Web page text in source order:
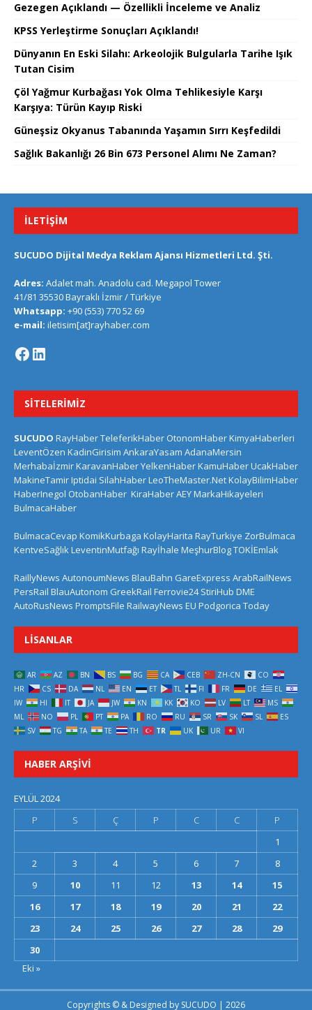
Gezegen Açıklandı — Özellikli İnceleme ve Analiz
KPSS Yerleştirme Sonuçları Açıklandı!
Dünyanın En Eski Silahı: Arkeolojik Bulgularla Tarihe Işık
Tutan Cisim
Çöl Yağmur Kurbağası Yok Olma Tehlikesiyle Karşı
Karşıya: Türün Kayıp Riski
Güneşsiz Okyanus Tabanında Yaşamın Sırrı Keşfedildi
Sağlık Bakanlığı 26 Bin 673 Personel Alımı Ne Zaman?
İLETIŞIM
SUCUDO Dijital Medya Reklam Ajansı Hizmetleri Ltd. Şti.
Adres: Adalet mah. Anadolu cad. Megapol Tower
41/81 35530 Bayraklı İzmir / Türkiye
Whatsapp: +90 (553) 770 52 69
e-mail: iletisim[at]rayhaber.com
SITELERIMIZ
SUCUDO RayHaberTeleferikHaber OtonomHaberKimyaHaberleri
LeventÖzen KadinGirisim AnkaraYasam AdanaMersin
MerhabaİzmirKaravanHaberYelkenHaberKamuHaberUcakHaber
MakineTamirIptidai SilahHaberLeoTheMaster.NetKolayBilimHaber
HaberInegol OtobanHaber KiraHaberAEYMarkaHikayeleri
BulmacaHaber
BulmacaCevap KomikKurbaga KolayHarita RayTurkiye ZorBulmaca
KentveSağlık LeventinMutfağı Rayİhale MeşhurBlogTOKİEmlak
RaillyNews AutonoumNews BlauBahn GareExpress ArabRailNews
PersRail BlauAutonom GreekRail Ferrovie24 StiriHub DME
AutoRusNews PromptsFile RailwayNews EU Podgorica Today
LISANLAR
AR AZ BN BS BG CA CEB ZH-CN
CO
HR
CS DA NL EN ET TL FI FR DE
EL
IW
HI IT JA JW KN KK KO LV LT
MS
ML
NO PL PT PA RO RU SR SK SL
ES
SV
TG TA TE TH TR UK UR VI
HABER ARŞIVI
EYLÜL 2024
P
S Ç P C C
P
1
2
3 4 5 6 7
8
9
10 11 12 13 14
15
16
17 18 19 20 21
22
23
24 25 26 27 28
29
30
Eki »
Copyrights © & Designed by SUCUDO | 2026